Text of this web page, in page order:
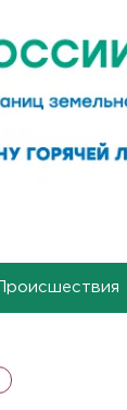
Происшествия